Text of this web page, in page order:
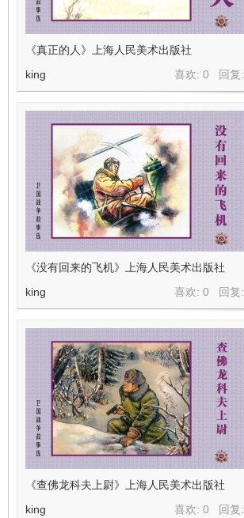
《真正的人》上海人民美术出版社
喜欢: 0 回复:
king
《没有回来的飞机》上海人民美术出版社
喜欢: 0 回复:
king
《查佛龙科夫上尉》上海人民美术出版社
喜欢: 0 回复:
king